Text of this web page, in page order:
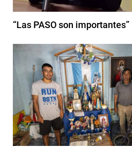
“Las PASO son importantes”